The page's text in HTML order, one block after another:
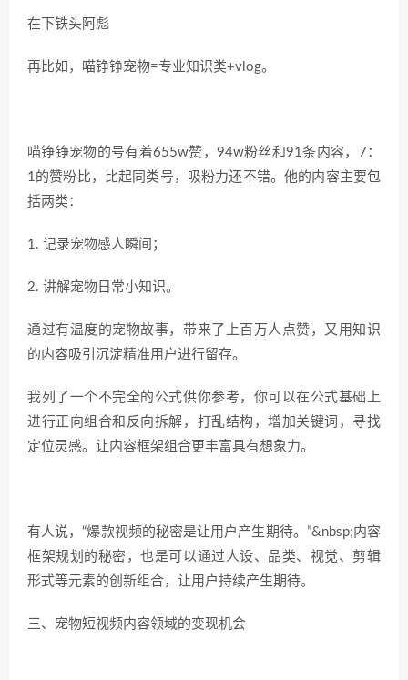
在下铁头阿彪
再比如，喵铮铮宠物=专业知识类+vlog。
喵铮铮宠物的号有着655w赞，94w粉丝和91条内容，7：
1的赞粉比，比起同类号，吸粉力还不错。他的内容主要包
括两类：
1. 记录宠物感人瞬间；
2. 讲解宠物日常小知识。
通过有温度的宠物故事，带来了上百万人点赞，又用知识
的内容吸引沉淀精准用户进行留存。
我列了一个不完全的公式供你参考，你可以在公式基础上
进行正向组合和反向拆解，打乱结构，增加关键词，寻找
定位灵感。让内容框架组合更丰富具有想象力。
有人说，“爆款视频的秘密是让用户产生期待。”&nbsp;内容
框架规划的秘密，也是可以通过人设、品类、视觉、剪辑
形式等元素的创新组合，让用户持续产生期待。
三、宠物短视频内容领域的变现机会